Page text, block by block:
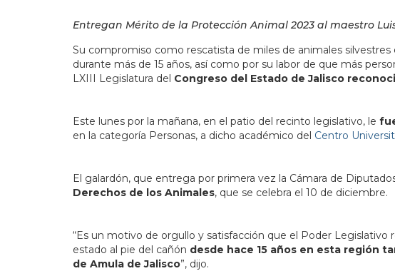
Entregan Mérito de la Protección Animal 2023 al maestro
Su compromiso como rescatista de miles de animales silvestres
durante más de 15 años, así como por su labor de que más
LXIII Legislatura del Congreso del Estado de Jalisco
Este lunes por la mañana, en el patio del recinto legislativo, le
en la categoría Personas, a dicho académico del Centro
El galardón, que entrega por primera vez la Cámara de
Derechos de los Animales, que se celebra el 10 de diciembre.
“Es un motivo de orgullo y satisfacción que el Poder
estado al pie del cañón desde hace 15 años en esta región
de Amula de Jalisco”, dijo.